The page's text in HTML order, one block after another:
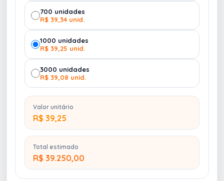
700 unidades
R$ 39,34 unid.
1000 unidades
R$ 39,25 unid.
3000 unidades
R$ 39,08 unid.
Valor unitário
R$ 39,25
Total estimado
R$ 39.250,00